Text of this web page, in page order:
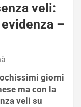
veli:
–
giorni
ma con la
veli su